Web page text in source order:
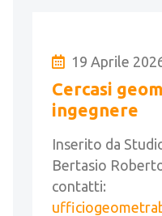
19 Aprile
Cercasi
ingegnere
Inserito da
Bertasio
contatti: